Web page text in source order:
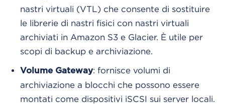
nastri virtuali (VTL) che consente di sostituire
le librerie di nastri fisici con nastri virtuali
archiviati in Amazon S3 e Glacier. È utile per
scopi di backup e archiviazione.
Volume Gateway: fornisce volumi di
archiviazione a blocchi che possono essere
montati come dispositivi iSCSI sui server locali.